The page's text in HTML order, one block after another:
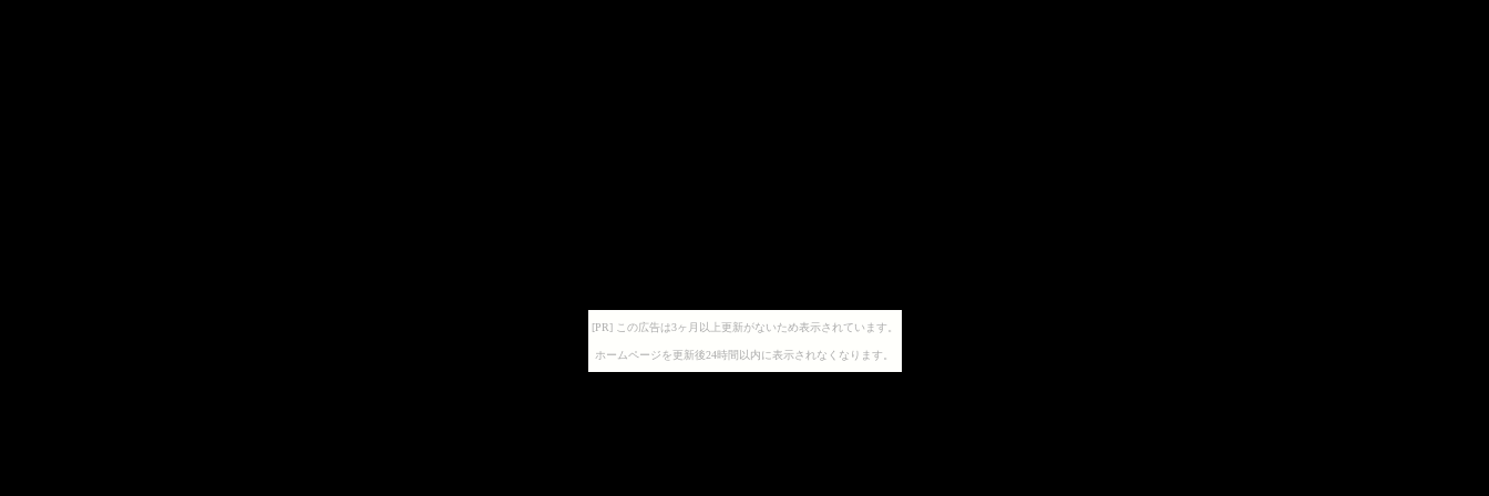
[PR] この広告は3ヶ月以上更新がないため表示されています。
ホームページを更新後24時間以内に表示されなくなります。